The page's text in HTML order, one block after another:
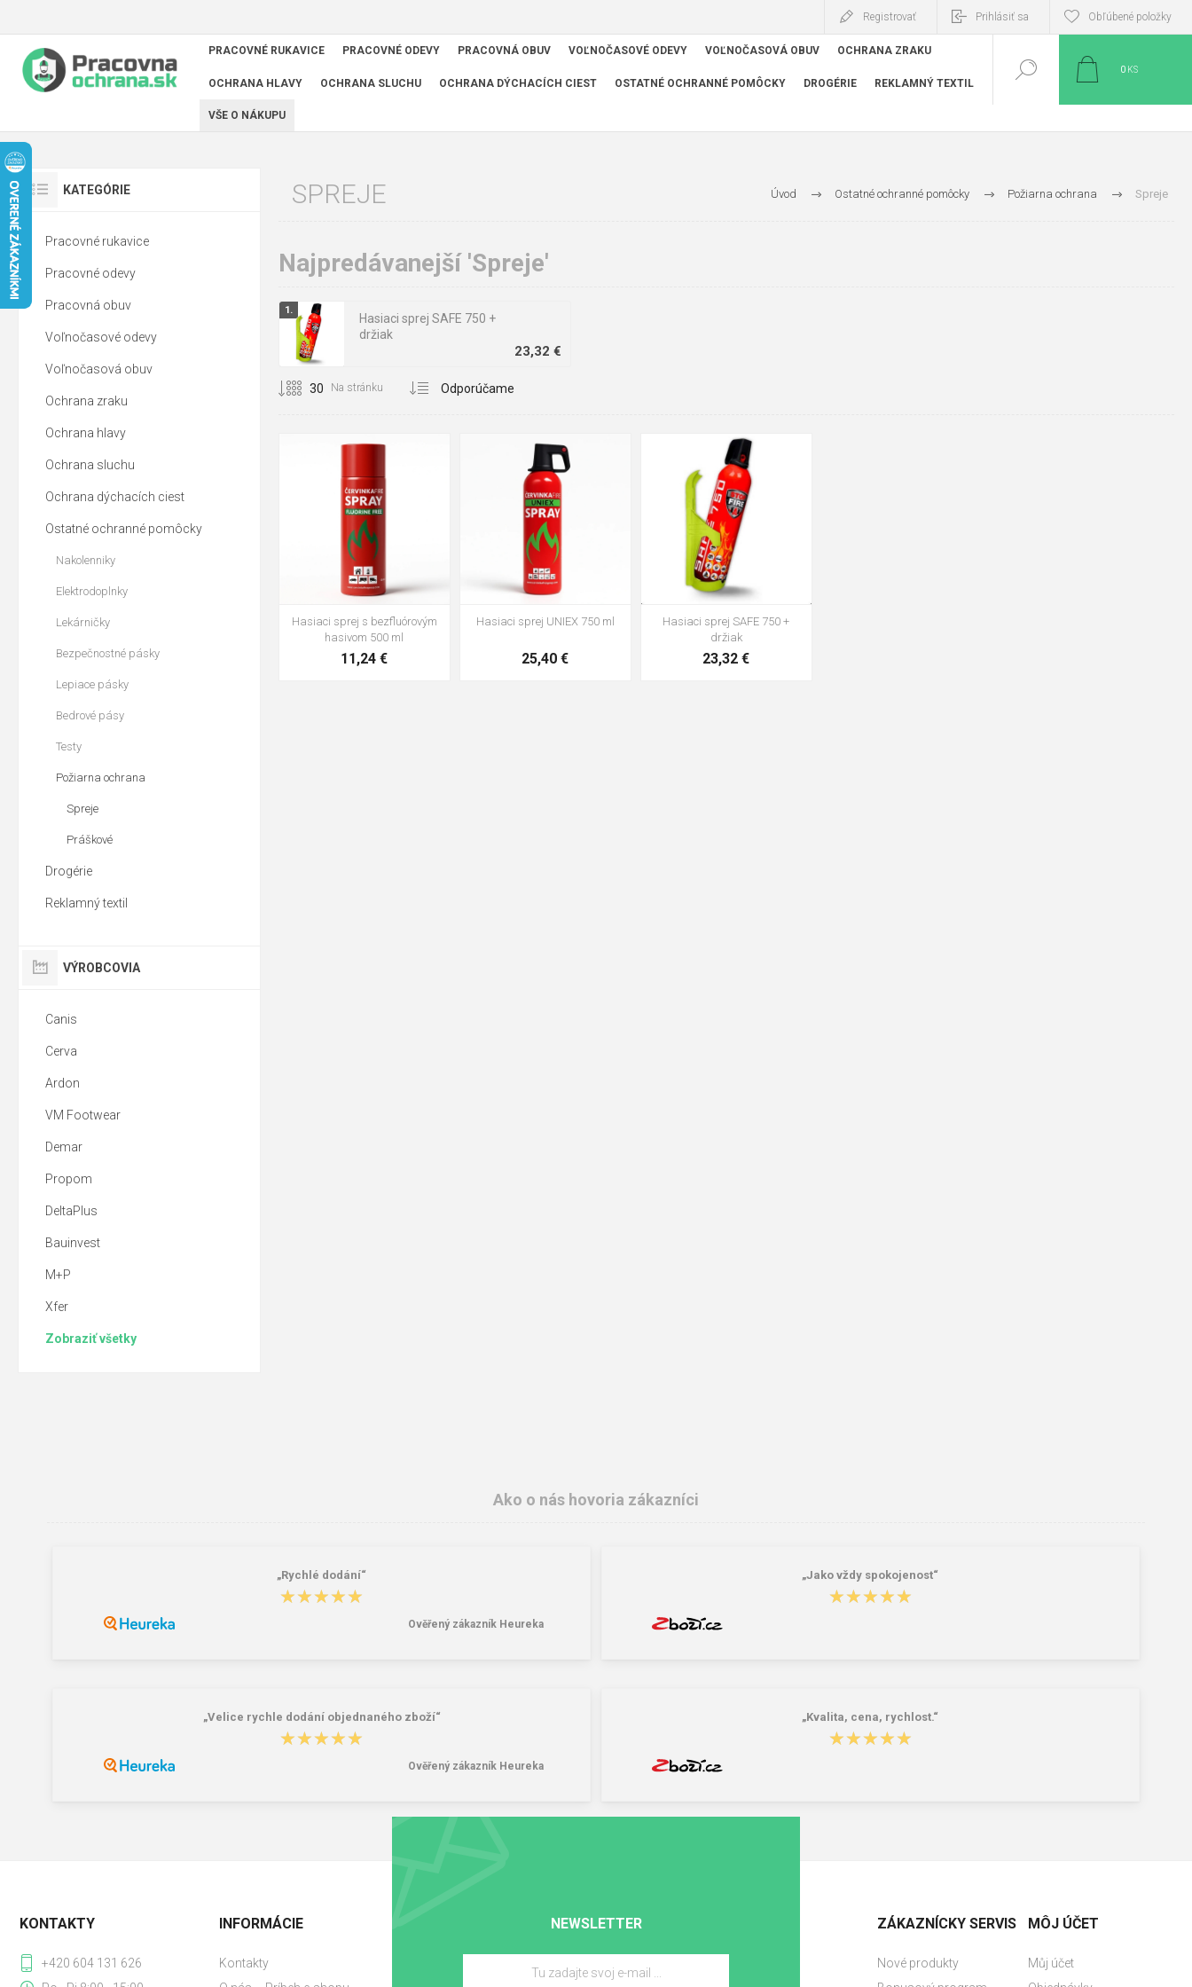
Registrovať Prihlásiť sa Obľúbené položky
PRACOVNÉ RUKAVICE PRACOVNÉ ODEVY PRACOVNÁ OBUV VOĽNOČASOVÉ ODEVY VOĽNOČASOVÁ OBUV OCHRANA ZRAKU
OCHRANA HLAVY OCHRANA SLUCHU OCHRANA DÝCHACÍCH CIEST OSTATNÉ OCHRANNÉ POMÔCKY DROGÉRIE REKLAMNÝ TEXTIL
VŠE O NÁKUPU
0 KS
Úvod Ostatné ochranné pomôcky Požiarna ochrana Spreje
SPREJE
Najpredávanejší 'Spreje'
Hasiaci sprej SAFE 750 +
držiak
23,32 €
Na stránku
Hasiaci sprej s bezfluórovým
hasivom 500 ml
11,24 €
Hasiaci sprej UNIEX 750 ml
25,40 €
Hasiaci sprej SAFE 750 +
držiak
23,32 €
KATEGÓRIE
Pracovné rukavice
Pracovné odevy
Pracovná obuv
Voľnočasové odevy
Voľnočasová obuv
Ochrana zraku
Ochrana hlavy
Ochrana sluchu
Ochrana dýchacích ciest
Ostatné ochranné pomôcky
Nakolenniky
Elektrodoplnky
Lekárničky
Bezpečnostné pásky
Lepiace pásky
Bedrové pásy
Testy
Požiarna ochrana
Spreje
Práškové
Drogérie
Reklamný textil
VÝROBCOVIA
Canis
Cerva
Ardon
VM Footwear
Demar
Propom
DeltaPlus
Bauinvest
M+P
Xfer
Zobraziť všetky
Ako o nás hovoria zákazníci
„Rychlé dodání“
★★★★★
★★★★★
Ověřený zákazník Heureka
„Jako vždy spokojenost“
★★★★★
★★★★★
„Velice rychle dodání objednaného zboží“
★★★★★
★★★★★
Ověřený zákazník Heureka
„Kvalita, cena, rychlost.“
★★★★★
★★★★★
NEWSLETTER
KONTAKTY
+420 604 131 626
INFORMÁCIE
Kontakty
ZÁKAZNÍCKY SERVIS
Nové produkty
MÔJ ÚČET
Můj účet